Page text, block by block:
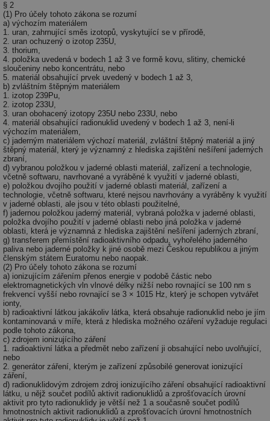
§ 2
(1) Pro účely tohoto zákona se rozumí
a) výchozím materiálem
1. uran, zahrnující směs izotopů, vyskytující se v přírodě,
2. uran ochuzený o izotop 235U,
3. thorium,
4. položka uvedená v bodech 1 až 3 ve formě kovu, slitiny, chemické
sloučeniny nebo koncentrátu, nebo
5. materiál obsahující prvek uvedený v bodech 1 až 3,
b) zvláštním štěpným materiálem
1. izotop 239Pu,
2. izotop 233U,
3. uran obohacený izotopy 235U nebo 233U, nebo
4. materiál obsahující radionuklid uvedený v bodech 1 až 3, není-li
výchozím materiálem,
c) jaderným materiálem výchozí materiál, zvláštní štěpný materiál a jiný
štěpný materiál, který je významný z hlediska zajištění nešíření jaderných
zbraní,
d) vybranou položkou v jaderné oblasti materiál, zařízení a technologie,
včetně softwaru, navrhované a vyráběné k využití v jaderné oblasti,
e) položkou dvojího použití v jaderné oblasti materiál, zařízení a
technologie, včetně softwaru, které nejsou navrhovány a vyráběny k využití
v jaderné oblasti, ale jsou v této oblasti použitelné,
f) jadernou položkou jaderný materiál, vybraná položka v jaderné oblasti,
položka dvojího použití v jaderné oblasti nebo jiná položka v jaderné
oblasti, která je významná z hlediska zajištění nešíření jaderných zbraní,
g) transferem přemístění radioaktivního odpadu, vyhořelého jaderného
paliva nebo jaderné položky k jiné osobě mezi Českou republikou a jiným
členským státem Euratomu nebo naopak.
(2) Pro účely tohoto zákona se rozumí
a) ionizujícím zářením přenos energie v podobě částic nebo
elektromagnetických vln vlnové délky nižší nebo rovnající se 100 nm s
frekvencí vyšší nebo rovnající se 3 × 1015 Hz, který je schopen vytvářet
ionty,
b) radioaktivní látkou jakákoliv látka, která obsahuje radionuklid nebo je jím
kontaminovaná v míře, která z hlediska možného ozáření vyžaduje regulaci
podle tohoto zákona,
c) zdrojem ionizujícího záření
1. radioaktivní látka a předmět nebo zařízení ji obsahující nebo uvolňující,
nebo
2. generátor záření, kterým je zařízení způsobilé generovat ionizující
záření,
d) radionuklidovým zdrojem zdroj ionizujícího záření obsahující radioaktivní
látku, u nějž součet podílů aktivit radionuklidů a zprošťovacích úrovní
aktivit pro tyto radionuklidy je větší než 1 a současně součet podílů
hmotnostních aktivit radionuklidů a zprošťovacích úrovní hmotnostních